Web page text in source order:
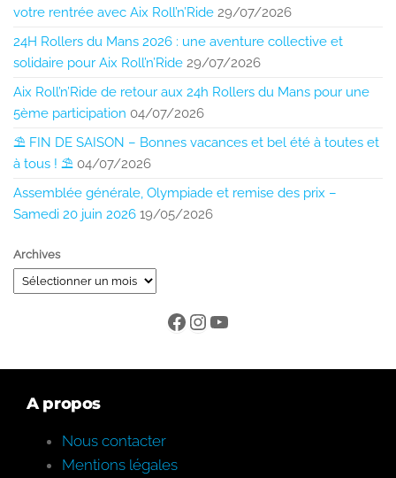
votre rentrée avec Aix Roll’n’Ride 29/07/2026
24H Rollers du Mans 2026 : une aventure collective et
solidaire pour Aix Roll’n’Ride 29/07/2026
Aix Roll’n’Ride de retour aux 24h Rollers du Mans pour une
5ème participation 04/07/2026
⛱️ FIN DE SAISON – Bonnes vacances et bel été à toutes et
à tous ! ⛱️ 04/07/2026
Assemblée générale, Olympiade et remise des prix –
Samedi 20 juin 2026 19/05/2026
Archives
A propos
Nous contacter
Mentions légales